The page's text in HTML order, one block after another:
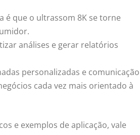
é que o ultrassom 8K se torne
análises e gerar relatórios
personalizadas e comunicação
cada vez mais orientado à
e exemplos de aplicação, vale